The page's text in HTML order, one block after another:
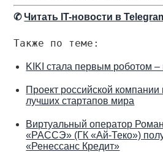
✆Читать IT-новости в
Также по теме:
KIKI стала первым роботом
Проект российской
лучших стартапов мира
Виртуальный оператор
«РАССЭ» (ГК «Ай-Теко»)
«Ренессанс Кредит»